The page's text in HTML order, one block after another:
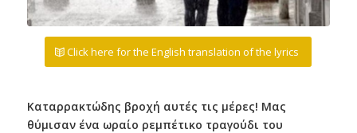
Click here for the English translation of the lyrics
Καταρρακτώδης βροχή αυτές τις μέρες! Μας
θύμισαν ένα ωραίο ρεμπέτικο τραγούδι του